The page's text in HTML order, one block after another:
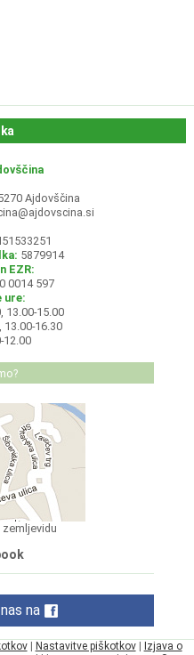
Ajdovščina
5879914
EZR:
0014 597
ure:
13.00-15.00
13.00-16.30
12.00
zemljevidu
na
| Nastavitve piškotkov|
Izjava o